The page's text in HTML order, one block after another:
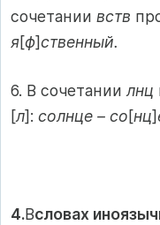
сочетании вств
я[ф]ственный.
6. В сочетаниилнц
[л]: солнце – со[нц]
4.Всловах